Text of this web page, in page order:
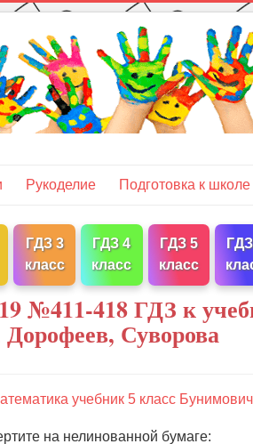
Рукоделие Подготовка к школе
ГДЗ 3
класс
ГДЗ 4
класс
ГДЗ 5
класс
№411-418 ГДЗ к
Суворова
учебник 5 класс
на нелинованной бумаге: